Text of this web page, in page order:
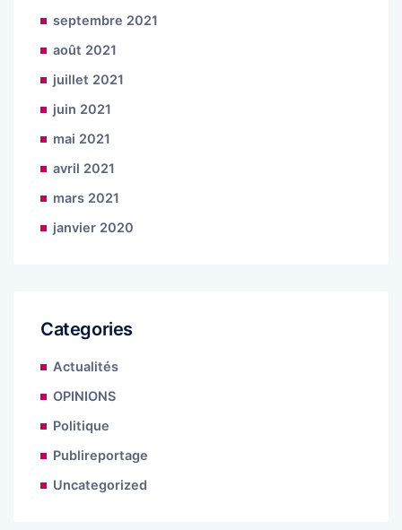
septembre 2021
août 2021
juillet 2021
juin 2021
mai 2021
avril 2021
mars 2021
janvier 2020
Categories
Actualités
OPINIONS
Politique
Publireportage
Uncategorized